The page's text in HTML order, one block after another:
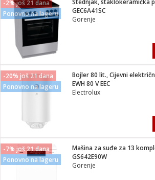
metar
ostalo
pribor
pribor
osigurači
gorivo
-2% još 21 dana
Ponovno na lageru
GEC6A41SC
Gorenje
-20% još 21 dana
Ponovno na lageru
Bojler 80 lit., Cijevni
EWH 80 V EEC
Electrolux
-7% još 21 dana
Ponovno na lageru
Mašina za suđe za 13
GS642E90W
Gorenje